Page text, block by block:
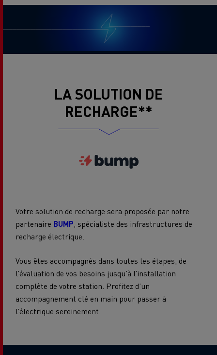
LA SOLUTION DE
RECHARGE**
Votre solution de recharge sera proposée par notre
partenaire BUMP , spécialiste des infrastructures de
recharge électrique.
Vous êtes accompagnés dans toutes les étapes, de
l’évaluation de vos besoins jusqu’à l’installation
complète de votre station. Profitez d’un
accompagnement clé en main pour passer à
l’électrique sereinement.